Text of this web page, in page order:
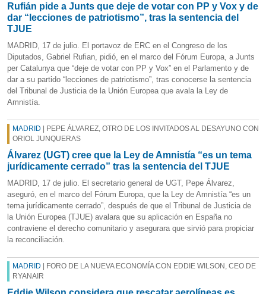
Rufián pide a Junts que deje de votar con PP y Vox y de
dar “lecciones de patriotismo”, tras la sentencia del
TJUE
MADRID, 17 de julio. El portavoz de ERC en el Congreso de los
Diputados, Gabriel Rufian, pidió, en el marco del Fórum Europa, a Junts
per Catalunya que “deje de votar con PP y Vox” en el Parlamento y de
dar a su partido “lecciones de patriotismo”, tras conocerse la sentencia
del Tribunal de Justicia de la Unión Europea que avala la Ley de
Amnistía.
MADRID | PEPE ÁLVAREZ, OTRO DE LOS INVITADOS AL DESAYUNO CON
ORIOL JUNQUERAS
Álvarez (UGT) cree que la Ley de Amnistía “es un tema
jurídicamente cerrado” tras la sentencia del TJUE
MADRID, 17 de julio. El secretario general de UGT, Pepe Álvarez,
aseguró, en el marco del Fórum Europa, que la Ley de Amnistía “es un
tema jurídicamente cerrado”, después de que el Tribunal de Justicia de
la Unión Europea (TJUE) avalara que su aplicación en España no
contraviene el derecho comunitario y asegurara que sirvió para propiciar
la reconciliación.
MADRID | FORO DE LA NUEVA ECONOMÍA CON EDDIE WILSON, CEO DE
RYANAIR